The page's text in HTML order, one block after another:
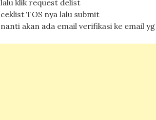
lalu klik request delist
ceklist TOS nya lalu submit
nanti akan ada email verifikasi ke email